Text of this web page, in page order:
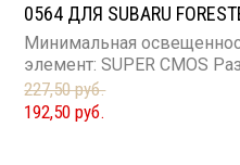
0564 ДЛЯ SUBARU
Минимальная
элемент: SUPER CMOS
227,50 руб.
192,50 руб.